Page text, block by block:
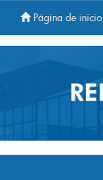
Página de inicio